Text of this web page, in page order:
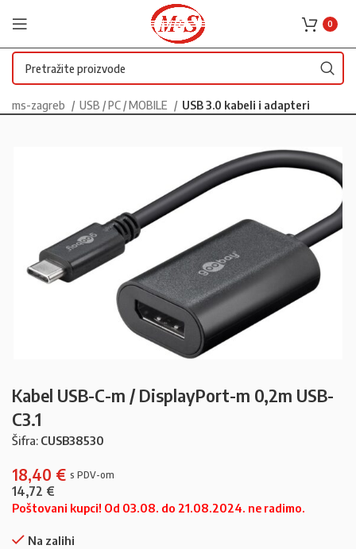
0
ms-zagreb USB / PC / MOBILE USB 3.0 kabeli i adapteri
Kabel USB-C-m / DisplayPort-m 0,2m USB-
C3.1
Šifra: CUSB38530
18,40 €
14,72 €
Poštovani kupci! Od 03.08. do 21.08.2024. ne radimo.
Na zalihi